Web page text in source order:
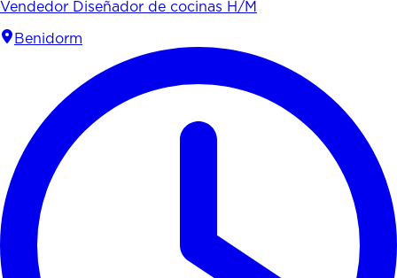
Vendedor Diseñador de cocinas H/M
Benidorm